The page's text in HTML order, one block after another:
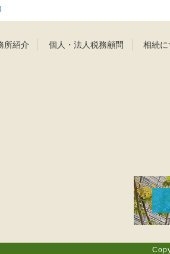
所紹介 個人・法人税務顧問 相続に